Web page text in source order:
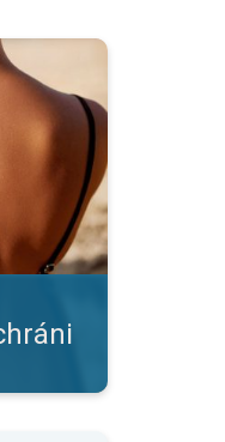
Nástrahy leta a slnka. . .